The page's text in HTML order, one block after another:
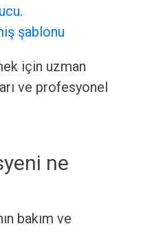
.
şablonu
için uzman
ve profesyonel
ne
bakım ve